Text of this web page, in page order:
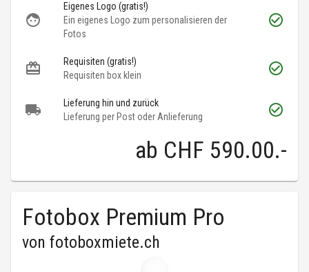
Eigenes Logo (gratis!)
Ein eigenes Logo zum personalisieren der
Fotos
Requisiten (gratis!)
Requisiten box klein
Lieferung hin und zurück
Lieferung per Post oder Anlieferung
ab CHF 590.00.-
Fotobox Premium Pro
von fotoboxmiete.ch